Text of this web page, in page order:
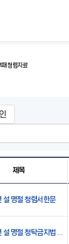
패 청렴자료
제목
명절 청렴서한문